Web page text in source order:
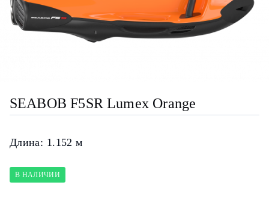
SEABOB F5SR Lumex Orange
Длина: 1.152 м
В НАЛИЧИИ